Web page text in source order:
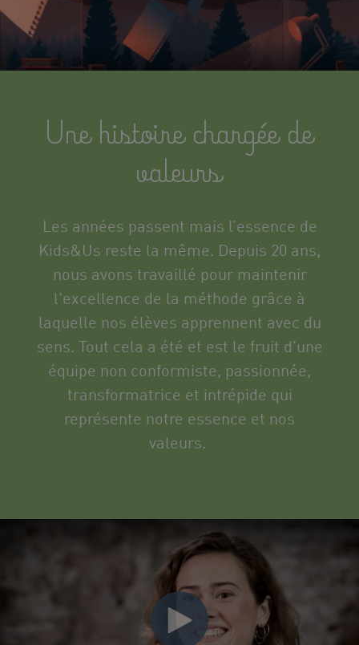
Une histoire chargée de
valeurs
Les années passent mais l’essence de
Kids&Us reste la même. Depuis 20 ans,
nous avons travaillé pour maintenir
l'excellence de la méthode grâce à
laquelle nos élèves apprennent avec du
sens. Tout cela a été et est le fruit d'une
équipe non conformiste, passionnée,
transformatrice et intrépide qui
représente notre essence et nos
valeurs.